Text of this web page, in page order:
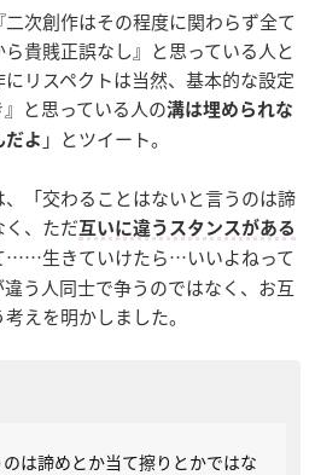
次創作はその程度に関わらず全て
貴賎正誤なし』と思っている人と
にリスペクトは当然、基本的な設定
と思っている人の溝は埋められな
だよ 」とツイート。
「交わることはないと言うのは諦
、ただ互いに違うスタンスがある
……生きていけたら…いいよねって
う人同士で争うのではなく、お互
えを明かしました。
は諦めとか当て擦りとかではな